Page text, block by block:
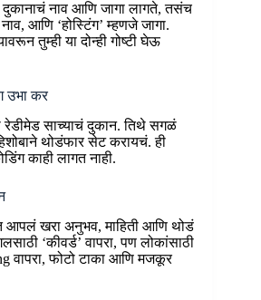
नाव आणि जागा लागते, तसंच
आणि ‘होस्टिंग’ म्हणजे जागा.
तुम्ही या दोन्ही गोष्टी घेऊ
उभा कर
रेडीमेड साच्याचं दुकान. तिथे सगळं
थोडंफार सेट करायचं. ही
काही लागत नाही.
आपलं खरा अनुभव, माहिती आणि थोडं
‘कीवर्ड’ वापरा, पण लोकांसाठी
वापरा, फोटो टाका आणि मजकूर